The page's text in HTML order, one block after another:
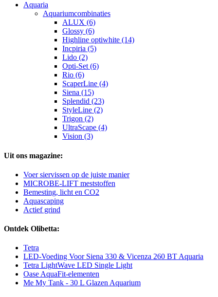
Aquaria
Aquariumcombinaties
ALUX (6)
Glossy (6)
Highline optiwhite (14)
Incpiria (5)
Lido (2)
Opti-Set (6)
Rio (6)
ScaperLine (4)
Siena (15)
Splendid (23)
StyleLine (2)
Trigon (2)
UltraScape (4)
Vision (3)
Uit ons magazine:
Voer siervissen op de juiste manier
MICROBE-LIFT meststoffen
Bemesting, licht en CO2
Aquascaping
Actief grind
Ontdek Olibetta:
Tetra
LED-Voeding Voor Siena 330 & Vicenza 260 BT Aquaria
Tetra LightWave LED Single Light
Oase AquaFit-elementen
Me My Tank - 30 L Glazen Aquarium